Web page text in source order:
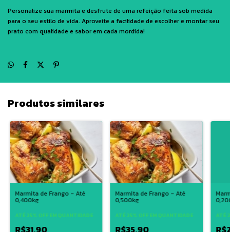
Personalize sua marmita e desfrute de uma refeição feita sob medida
para o seu estilo de vida. Aproveite a facilidade de escolher e montar seu
prato com qualidade e sabor em cada mordida!
Produtos similares
Marmita de Frango - Até
0,400kg
ATÉ 25% OFF EM QUANTIDADE
R$31,90
Marmita de Frango - Até
0,500kg
ATÉ 25% OFF EM QUANTIDADE
R$35,90
ATÉ